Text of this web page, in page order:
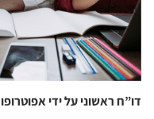
דו”ח ראשוני על ידי